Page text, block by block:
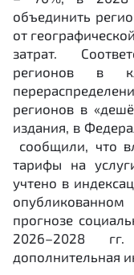
объединить
от
затрат.
регионов в
регионов в
издания, в
сообщили, что
тарифы на
учтено в
прогнозе
2026–2028
дополнительная